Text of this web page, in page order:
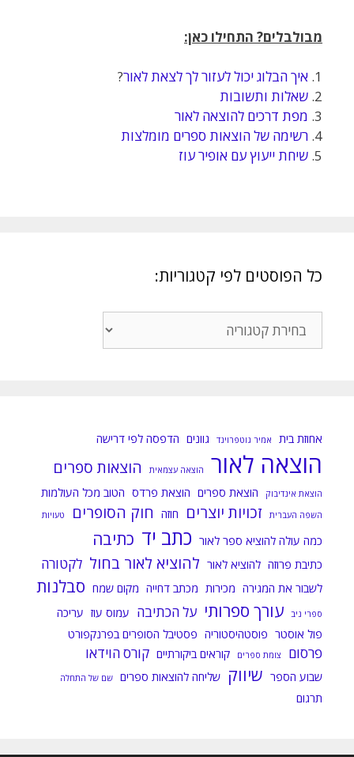
מבולבלים? התחילו כאן:
1. איך הבלוג יכול לעזור לך לצאת לאור?
2. שאלות ותשובות
3. מפת דרכים להוצאה לאור
4. רשימה של הוצאות ספרים מומלצות
5. שיחת ייעוץ עם אופיר עוז
כל הפוסטים לפי קטגוריות:
הפוסטים
אחוזת בית אמיר גוטפרוינד גוונים הדפסה לפי דרישה
הוצאה לאור הוצאה עצמאית הוצאות ספרים
הוצאת אינדיבוק הוצאת ספרים הוצאת פרדס הטוב מכל העולמות
השפה העברית זכויות יוצרים חוזה חוק הסופרים טעויות
כמה עולה להוציא ספר לאור כתב יד כתיבה
כתיבת פרוזה להוציא לאור להוציא לאור בחול לקטורה
לשבור את המגירה מכירות מכתב דחייה מקום שמח סבלנות
ספרי ניב עורך ספרותי על הכתיבה עמוס עוז עריכה
פול אוסטר פוסטהיסטוריה פסטיבל הסופרים בפרנקפורט
פרסום צומת ספרים קוראים ביקורתיים קורס הוידאו
שבוע הספר שיווק שליחה להוצאות ספרים שם של התחלה
תרגום